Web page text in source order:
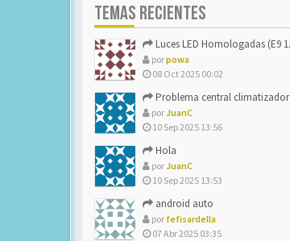
TEMAS RECIENTES
Luces LED Homologadas (E9 16785)
porpowa
08 Oct 2025 00:02
Problema central climatizador
porJuanC
10 Sep 2025 13:56
Hola
porJuanC
10 Sep 2025 13:53
android auto
por fefisardella
07 Abr 2025 03:35